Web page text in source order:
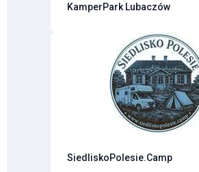
KamperPark Lubaczów
SiedliskoPolesie.Camp